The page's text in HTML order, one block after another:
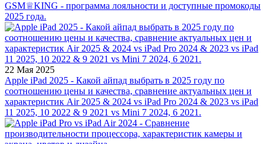
GSM♕KING - программа лояльности и доступные промокоды
2025 года.
22 Мая 2025
Apple iPad 2025 - Какой айпад выбрать в 2025 году по
соотношению цены и качества, сравнение актуальных цен и
характеристик Air 2025 & 2024 vs iPad Pro 2024 & 2023 vs iPad
11 2025, 10 2022 & 9 2021 vs Mini 7 2024, 6 2021.